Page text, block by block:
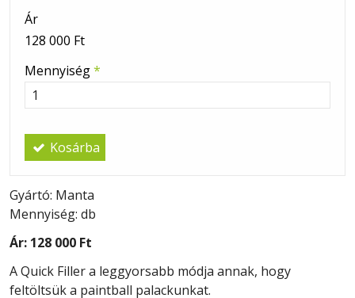
Ár
128 000 Ft
Mennyiség*
Kosárba
Gyártó: Manta
Mennyiség: db
Ár: 128 000 Ft
A Quick Filler a leggyorsabb módja annak, hogy
feltöltsük a paintball palackunkat.